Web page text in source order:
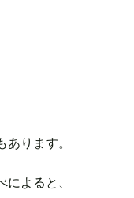
ります。
よると、